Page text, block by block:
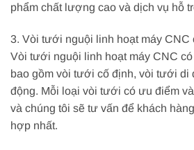
phẩm chất lượng cao và dịch vụ hỗ
3. Vòi tưới nguội linh hoạt máy CNC
Vòi tưới nguội linh hoạt máy CNC
bao gồm vòi tưới cố định, vòi tưới di
động. Mỗi loại vòi tưới có ưu điểm
và chúng tôi sẽ tư vấn để khách
hợp nhất.